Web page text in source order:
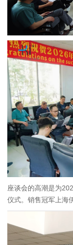
座谈会的高潮是为
仪式。销售冠军上海